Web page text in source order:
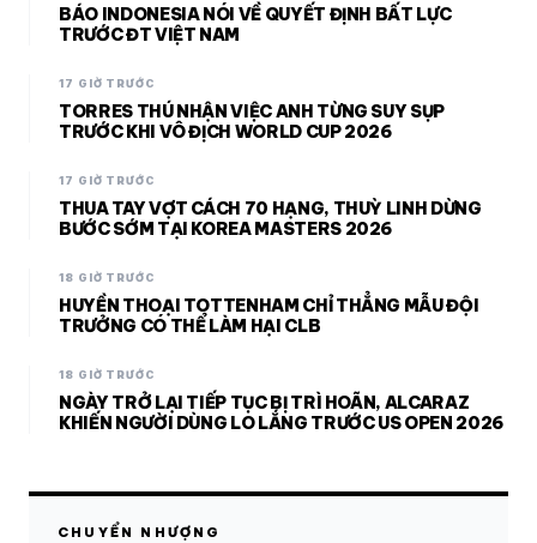
BÁO INDONESIA NÓI VỀ QUYẾT ĐỊNH BẤT LỰC
TRƯỚC ĐT VIỆT NAM
17 GIỜ TRƯỚC
TORRES THÚ NHẬN VIỆC ANH TỪNG SUY SỤP
TRƯỚC KHI VÔ ĐỊCH WORLD CUP 2026
17 GIỜ TRƯỚC
THUA TAY VỢT CÁCH 70 HẠNG, THUỲ LINH DỪNG
BƯỚC SỚM TẠI KOREA MASTERS 2026
18 GIỜ TRƯỚC
HUYỀN THOẠI TOTTENHAM CHỈ THẲNG MẪU ĐỘI
TRƯỞNG CÓ THỂ LÀM HẠI CLB
18 GIỜ TRƯỚC
NGÀY TRỞ LẠI TIẾP TỤC BỊ TRÌ HOÃN, ALCARAZ
KHIẾN NGƯỜI DÙNG LO LẮNG TRƯỚC US OPEN 2026
CHUYỂN NHƯỢNG